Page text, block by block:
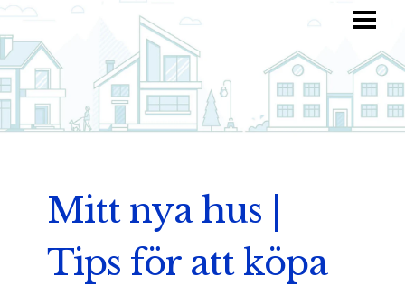
HITTA INSPIRATION
TOTALKOSTNAD
ANVÄND DIN FANTASI
Mitt nya hus |
Tips för att köpa